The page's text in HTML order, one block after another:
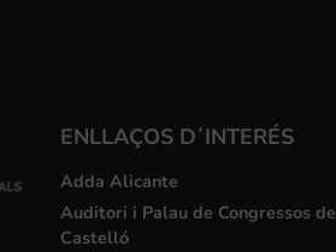
ENLLAÇOS D´INTERÉS
Adda Alicante
Auditori i Palau de Congressos de
Castelló